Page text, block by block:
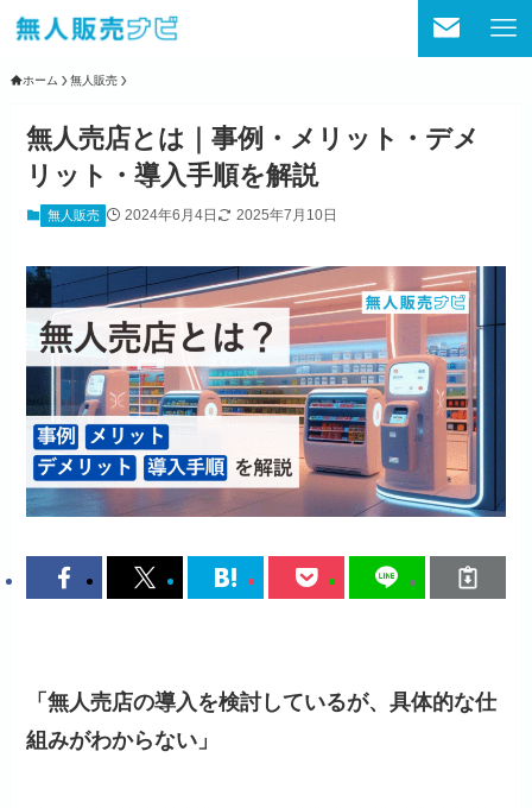
ホーム 無人販売
無人売店とは｜事例・メリット・デメ
リット・導入手順を解説
無人販売 2024年6月4日 2025年7月10日
「無人売店の導入を検討しているが、具体的な仕
組みがわからない」